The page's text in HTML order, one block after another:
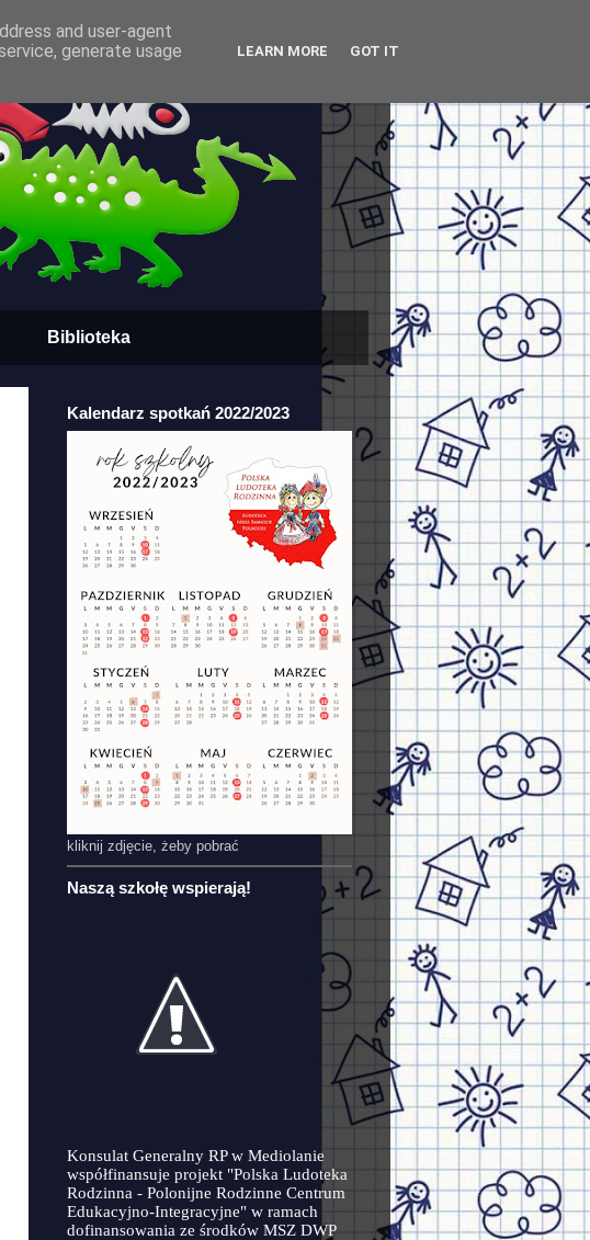
Biblioteka
Kalendarz spotkań 2022/2023
kliknij zdjęcie, żeby pobrać
Naszą szkołę wspierają!
Konsulat Generalny RP w Mediolanie
współfinansuje projekt "Polska Ludoteka
Rodzinna - Polonijne Rodzinne Centrum
Edukacyjno-Integracyjne" w ramach
dofinansowania ze środków MSZ DWP
and user-agent
generate usage
LEARN MORE GOT IT